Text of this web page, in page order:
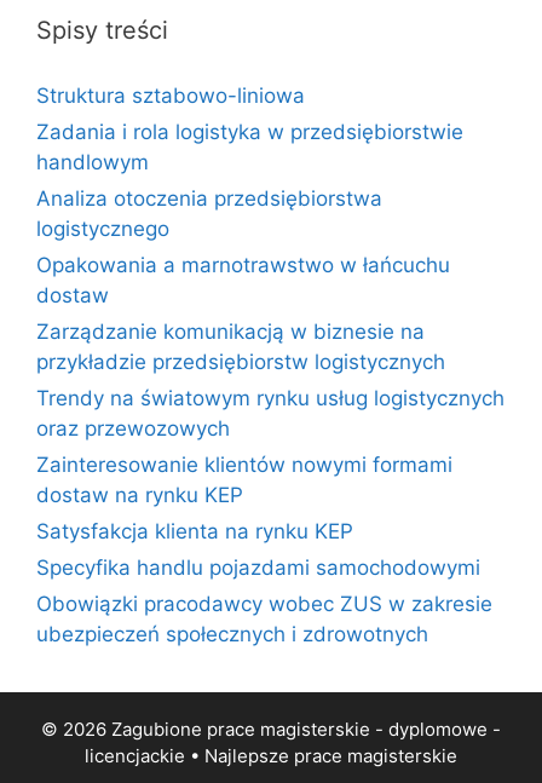
Spisy treści
Struktura sztabowo-liniowa
Zadania i rola logistyka w przedsiębiorstwie
handlowym
Analiza otoczenia przedsiębiorstwa
logistycznego
Opakowania a marnotrawstwo w łańcuchu
dostaw
Zarządzanie komunikacją w biznesie na
przykładzie przedsiębiorstw logistycznych
Trendy na światowym rynku usług logistycznych
oraz przewozowych
Zainteresowanie klientów nowymi formami
dostaw na rynku KEP
Satysfakcja klienta na rynku KEP
Specyfika handlu pojazdami samochodowymi
Obowiązki pracodawcy wobec ZUS w zakresie
ubezpieczeń społecznych i zdrowotnych
© 2026 Zagubione prace magisterskie - dyplomowe -
licencjackie • Najlepsze prace magisterskie